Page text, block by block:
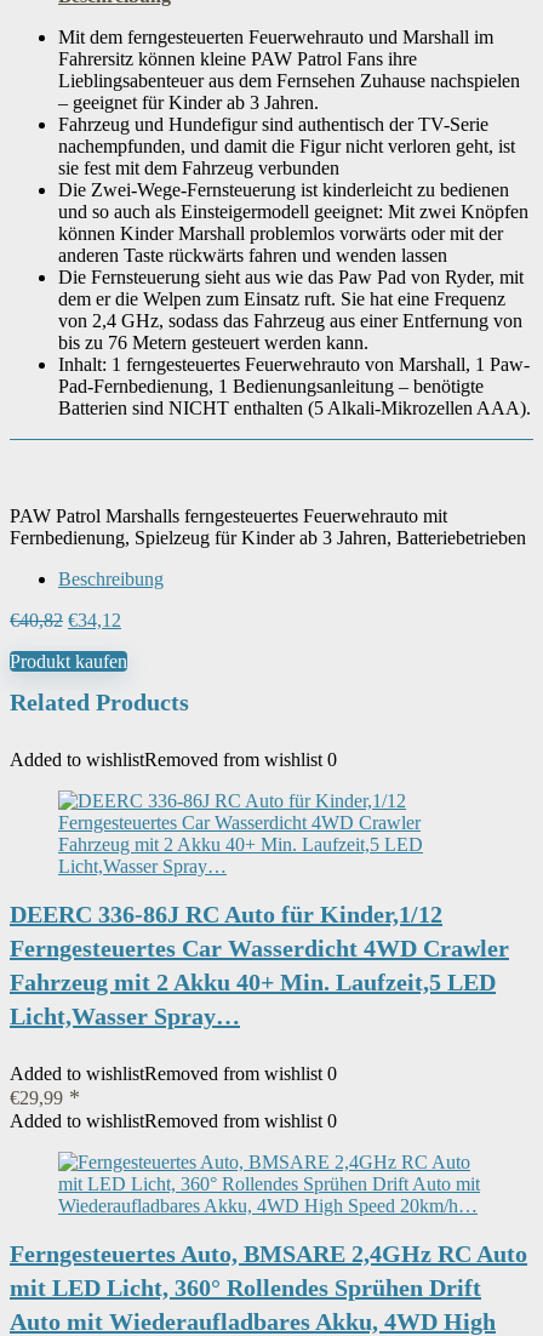
Batterien inbegriffen ‎Nein
Material ‎Kunststoff
Fernsteuerung enthalten ‎Ja
Typ Fernsteuerung ‎Radio
Farbe ‎Mehrfarbig
Zielgruppe ‎Mädchen
Mit dem ferngesteuerten Feuerwehrauto und Marshall im
Fahrersitz können kleine PAW Patrol Fans ihre
Lieblingsabenteuer aus dem Fernsehen Zuhause nachspielen
– geeignet für Kinder ab 3 Jahren.
Fahrzeug und Hundefigur sind authentisch der TV-Serie
nachempfunden, und damit die Figur nicht verloren geht, ist
sie fest mit dem Fahrzeug verbunden
Die Zwei-Wege-Fernsteuerung ist kinderleicht zu bedienen
und so auch als Einsteigermodell geeignet: Mit zwei Knöpfen
können Kinder Marshall problemlos vorwärts oder mit der
anderen Taste rückwärts fahren und wenden lassen
Die Fernsteuerung sieht aus wie das Paw Pad von Ryder, mit
dem er die Welpen zum Einsatz ruft. Sie hat eine Frequenz
von 2,4 GHz, sodass das Fahrzeug aus einer Entfernung von
bis zu 76 Metern gesteuert werden kann.
Inhalt: 1 ferngesteuertes Feuerwehrauto von Marshall, 1 Paw-
Pad-Fernbedienung, 1 Bedienungsanleitung – benötigte
Batterien sind NICHT enthalten (5 Alkali-Mikrozellen AAA).
PAW Patrol Marshalls ferngesteuertes Feuerwehrauto mit
Fernbedienung, Spielzeug für Kinder ab 3 Jahren, Batteriebetrieben
Beschreibung
€40,82 Ursprünglicher
war:
€34,12
ist:
Produkt kaufen
Related Products
Added to wishlistRemoved from wishlist 0
DEERC 336-86J RC Auto für Kinder,1/12
Ferngesteuertes Car Wasserdicht 4WD Crawler
Fahrzeug mit 2 Akku 40+ Min. Laufzeit,5 LED
Licht,Wasser Spray…
Added to wishlistRemoved from wishlist 0
€29,99
Added to wishlistRemoved from wishlist 0
Ferngesteuertes Auto, BMSARE 2,4GHz RC Auto
mit LED Licht, 360° Rollendes Sprühen Drift
Auto mit Wiederaufladbares Akku, 4WD High